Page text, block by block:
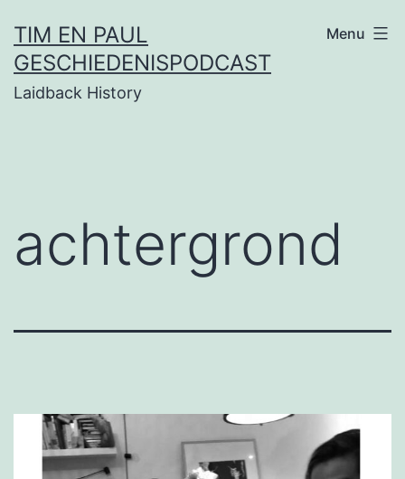
naar
de
inhoud
TIM EN PAUL
GESCHIEDENISPODCAST
Laidback History
Menu
achtergrond